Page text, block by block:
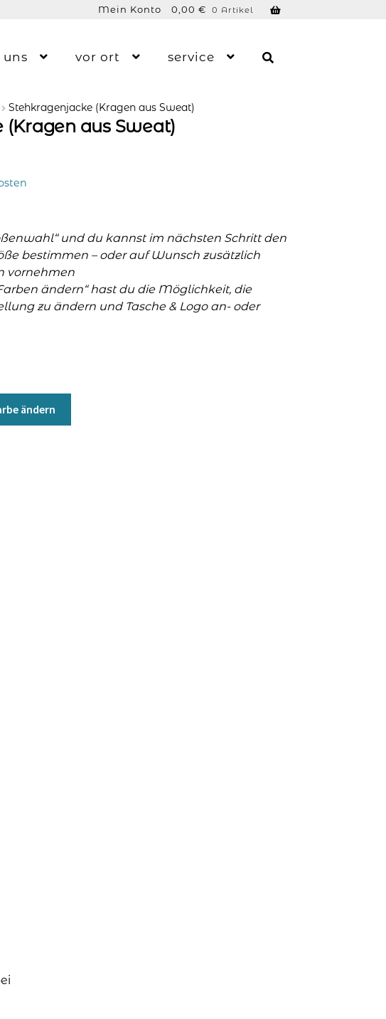
0,00 € 0 Artikel
Mein Konto
uns vor ort service
Stehkragenjacke (Kragen aus Sweat)
aus Sweat)
und du kannst im nächsten Schritt den
bestimmen – oder auf Wunsch zusätzlich
vornehmen
ändern“ hast du die Möglichkeit, die
zu ändern und Tasche & Logo an- oder
ändern